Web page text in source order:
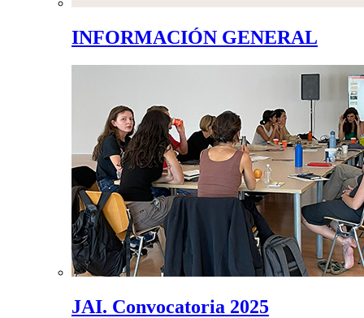
INFORMACIÓN GENERAL
JAI. Convocatoria 2025